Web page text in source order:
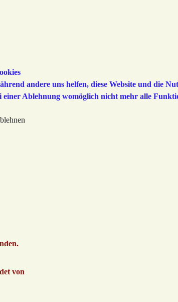
von
andere uns helfen, diese Website und die
einer Ablehnung womöglich nicht mehr alle